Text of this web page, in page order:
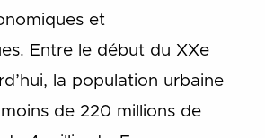
et
Entre le début du XXe
la population urbaine
de 220 millions de